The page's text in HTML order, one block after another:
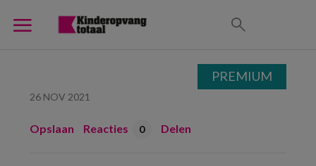
26 NOV 2021
Opslaan Reacties 0 Delen
PREMIUM